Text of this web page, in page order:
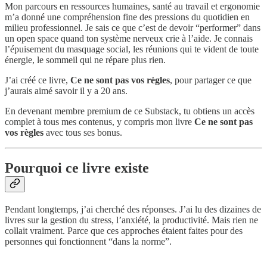
Mon parcours en ressources humaines, santé au travail et ergonomie
m’a donné une compréhension fine des pressions du quotidien en
milieu professionnel. Je sais ce que c’est de devoir “performer” dans
un open space quand ton système nerveux crie à l’aide. Je connais
l’épuisement du masquage social, les réunions qui te vident de toute
énergie, le sommeil qui ne répare plus rien.
J’ai créé ce livre, Ce ne sont pas vos règles, pour partager ce que
j’aurais aimé savoir il y a 20 ans.
En devenant membre premium de ce Substack, tu obtiens un accès
complet à tous mes contenus, y compris mon livre Ce ne sont pas
vos règles avec tous ses bonus.
Pourquoi ce livre existe
Pendant longtemps, j’ai cherché des réponses. J’ai lu des dizaines de
livres sur la gestion du stress, l’anxiété, la productivité. Mais rien ne
collait vraiment. Parce que ces approches étaient faites pour des
personnes qui fonctionnent “dans la norme”.